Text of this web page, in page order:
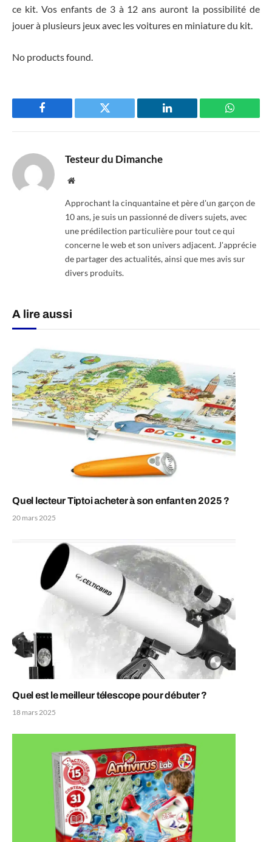
ce kit. Vos enfants de 3 à 12 ans auront la possibilité de
jouer à plusieurs jeux avec les voitures en miniature du kit.
No products found.
Facebook Twitter LinkedIn
Testeur du Dimanche
Website
Approchant la cinquantaine et père d'un garçon de
10 ans, je suis un passionné de divers sujets, avec
une prédilection particulière pour tout ce qui
concerne le web et son univers adjacent. J'apprécie
de partager des actualités, ainsi que mes avis sur
divers produits.
A lire aussi
Quel lecteur Tiptoi acheter à son enfant en 2025 ?
20 mars 2025
Quel est le meilleur télescope pour débuter ?
18 mars 2025